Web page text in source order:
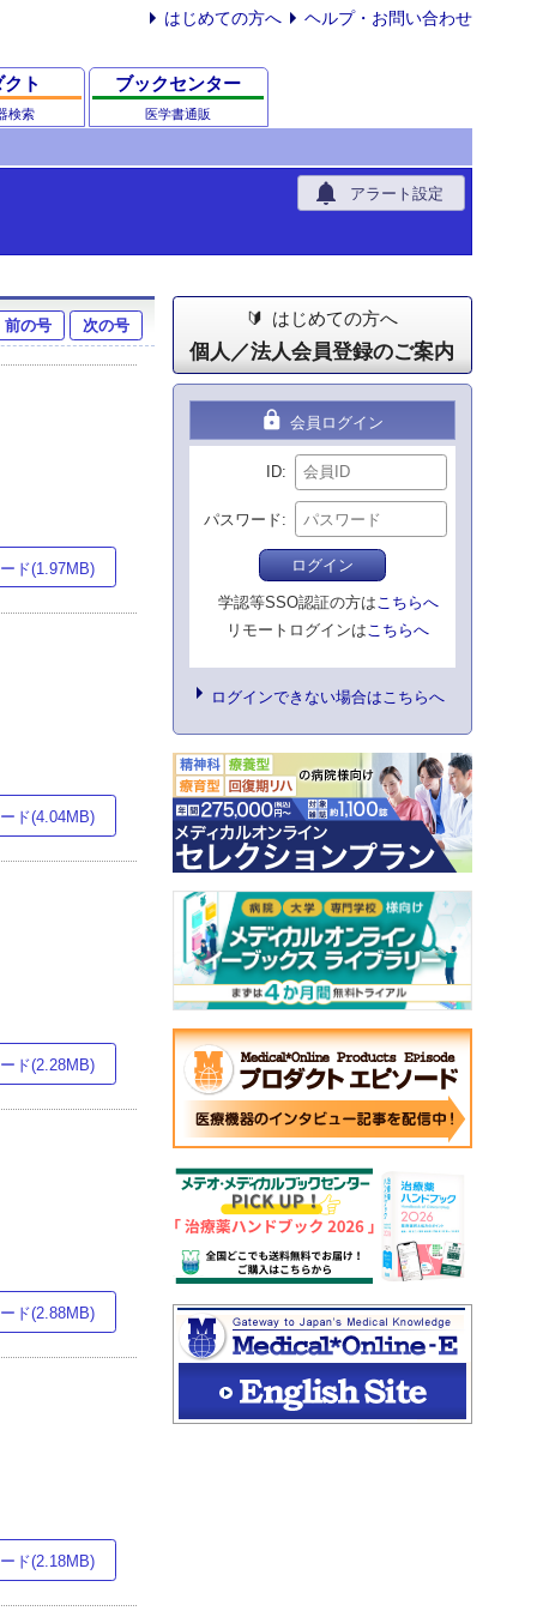
はじめての方へ ヘルプ・お問い合わせ
ト
検索
ブックセンター
医学書通販
notifications アラート設定
前の号 次の号
ド(1.97MB)
ド(4.04MB)
ド(2.28MB)
ド(2.88MB)
ド(2.18MB)
はじめての方へ
個人／法人会員登録のご案内
lock 会員ログイン
ID
パスワード
ログイン
学認等SSO認証の方はこちらへ
リモートログインはこちらへ
ログインできない場合はこちらへ